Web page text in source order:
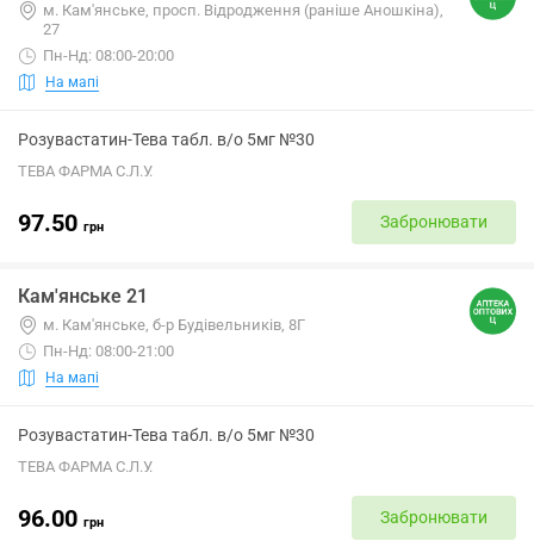
м. Кам'янське, просп. Відродження (раніше Аношкіна),
27
Пн-Нд: 08:00-20:00
На мапі
Розувастатин-Тева табл. в/о 5мг №30
ТЕВА ФАРМА С.Л.У.
97.50 грн Забронювати
Кам'янське 21
м. Кам'янське, б-р Будівельників, 8Г
Пн-Нд: 08:00-21:00
На мапі
Розувастатин-Тева табл. в/о 5мг №30
ТЕВА ФАРМА С.Л.У.
96.00 грн Забронювати